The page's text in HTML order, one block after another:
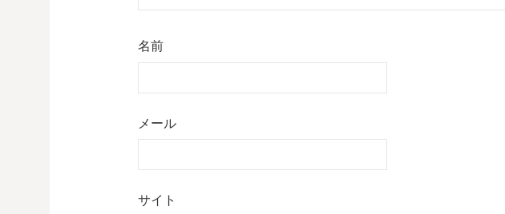
名前
メール
サイト